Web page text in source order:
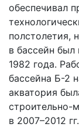
обеспечивал
полстолетия,
в бассейн
1982 года.
бассейна Б-2
акватория
строительно-
в 2007–2012 гг.